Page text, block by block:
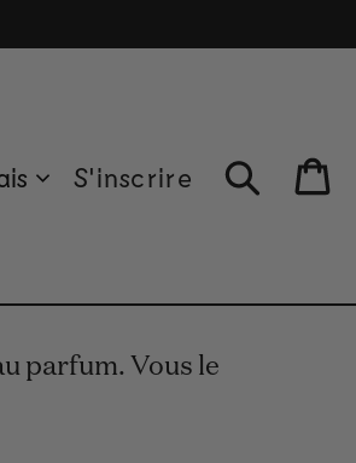
S'inscrire Bag
parfum. Vous le